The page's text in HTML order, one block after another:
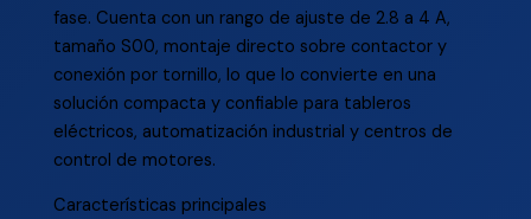
fase. Cuenta con un rango de ajuste de 2.8 a 4 A,
tamaño S00, montaje directo sobre contactor y
conexión por tornillo, lo que lo convierte en una
solución compacta y confiable para tableros
eléctricos, automatización industrial y centros de
control de motores.
Características principales